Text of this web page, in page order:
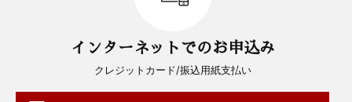
インターネットでのお申込み
クレジットカード/振込用紙支払い